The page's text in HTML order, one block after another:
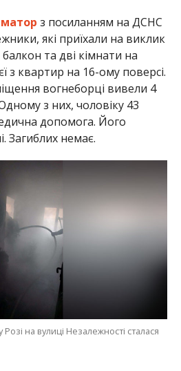
з посиланням на ДСНС
які приїхали на виклик
та дві кімнати на
з квартир на 16-ому поверсі.
вогнеборці вивели 4
з них, чоловіку 43
допомога. Його
Загиблих немає.
на вулиці Незалежності сталася